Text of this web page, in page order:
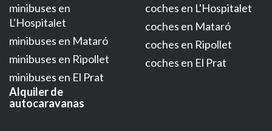
minibuses en
L'Hospitalet
minibuses en Mataró
minibuses en Ripollet
minibuses en El Prat
coches en L'Hospitalet
coches en Mataró
coches en Ripollet
coches en El Prat
Alquiler de
autocaravanas